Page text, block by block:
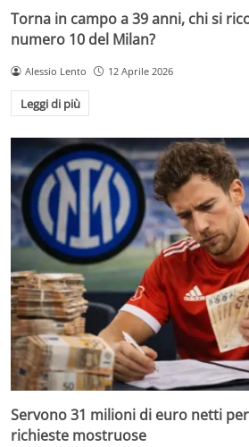
Torna in campo a 39 anni, chi si
numero 10 del Milan?
Alessio Lento 12 Aprile 2026
Leggi di più
Servono 31 milioni di euro netti
richieste mostruose